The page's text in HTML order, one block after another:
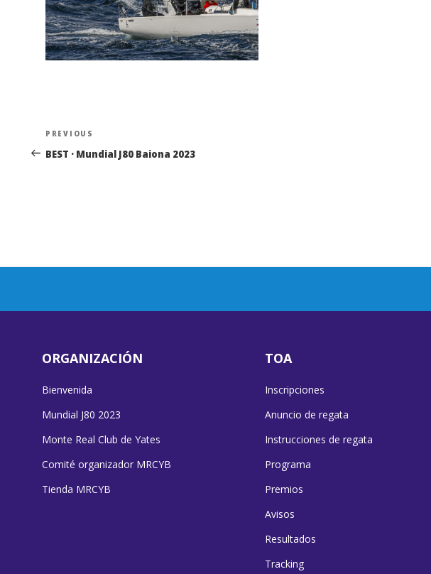
Navegación
de
Previous
Post
PREVIOUS
BEST · Mundial J80 Baiona 2023
ORGANIZACIÓN
Bienvenida
Mundial J80 2023
Monte Real Club de Yates
Comité organizador MRCYB
Tienda MRCYB
TOA
Inscripciones
Anuncio de regata
Instrucciones de regata
Programa
Premios
Avisos
Resultados
Tracking